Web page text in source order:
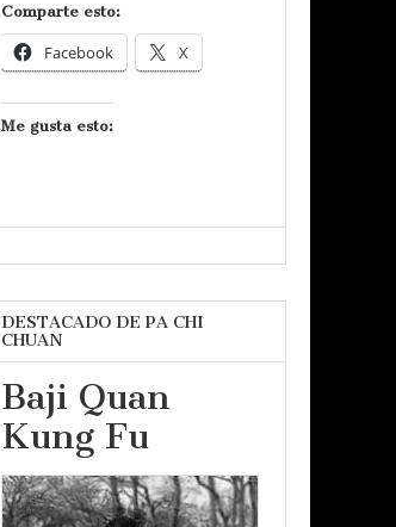
Comparte esto:
Facebook X
Me gusta esto:
DESTACADO DE PA CHI
CHUAN
Baji Quan
Kung Fu